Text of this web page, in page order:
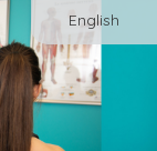
English